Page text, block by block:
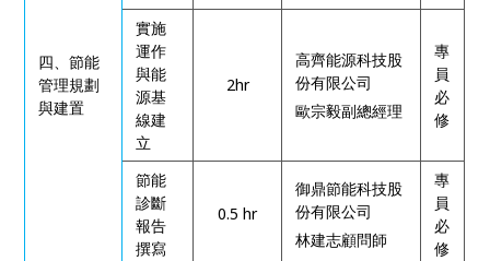
四、節能
管理規劃
與建置
實施
運作
與能
源基
線建
立
2hr
高齊能源科技股
份有限公司
歐宗毅副總經理
專
員
必
修
節能
診斷
報告
撰寫
0.5 hr
御鼎節能科技股
份有限公司
林建志顧問師
專
員
必
修